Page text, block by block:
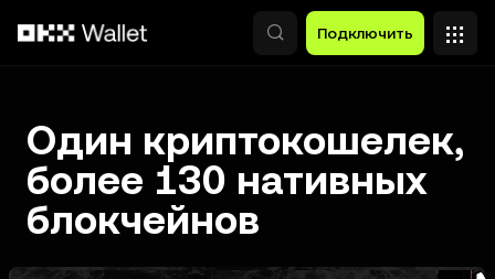
Подключить
Один криптокошелек,
более 130 нативных
блокчейнов